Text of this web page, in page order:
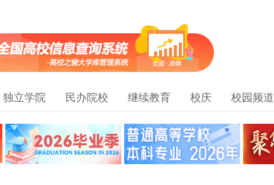
独立学院 民办院校 继续教育 校庆 校园频道